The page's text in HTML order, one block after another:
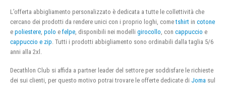
L’offerta abbigliamento personalizzato è dedicata a tutte le collettività che
cercano dei prodotti da rendere unici con i proprio loghi, cometshirt in cotone
e poliestere polo e felpe , disponibili nei modelli girocollo , con cappuccio e
cappuccio e zip . Tutti i prodotti abbigliamento sono ordinabili dalla taglia 5/6
anni alla 2xl.
Decathlon Club si affida a partner leader del settore per soddisfare le richieste
dei sui clienti, per questo motivo potrai trovare le offerte dedicate di Joma sul